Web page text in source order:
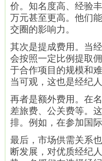
价。知名度高、经验
万元甚至更高。他们
交圈的影响力。
其次是提成费用。当
会按照一定比例提取
于合作项目的规模和
当可观，这也是经纪
再者是额外费用。在
差旅费、公关费等。
排。例如，在参加国
最后，市场供需关系
断发展，对优质经纪